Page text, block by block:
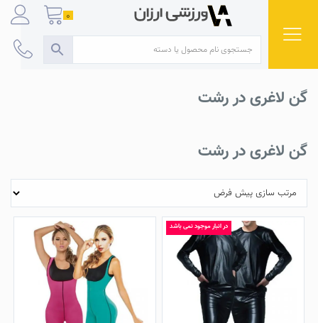
content
0
گن لاغری در رشت
گن لاغری در رشت
در انبار موجود نمی باشد